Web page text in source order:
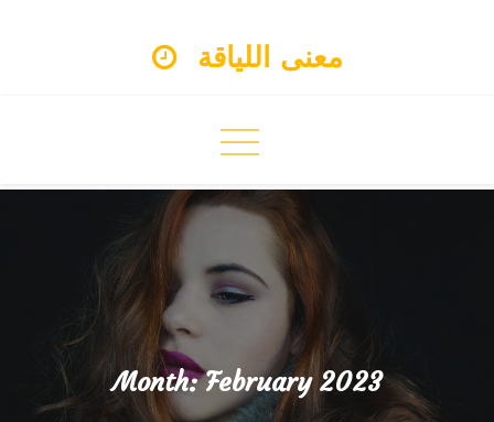
معنى اللياقة
Month:February 2023